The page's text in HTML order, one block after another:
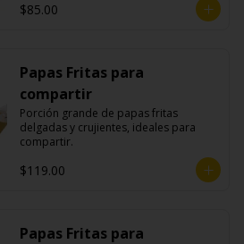
$85.00
Papas Fritas para
compartir
Porción grande de papas fritas
delgadas y crujientes, ideales para
compartir.
$119.00
Papas Fritas para